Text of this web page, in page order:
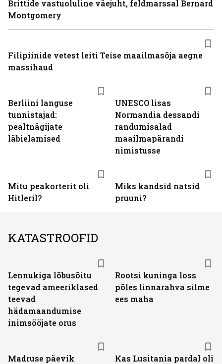
Berliini languse
tunnistajad:
pealtnägijate
läbielamised
UNESCO lisas
Normandia dessandi
randumisalad
maailmapärandi
nimistusse
Mitu peakorterit oli
Hitleril?
Miks kandsid natsid
pruuni?
Brittide vastuoluline väejuht, feldmarssal Bernard
Montgomery
Filipiinide vetest leiti Teise maailmasõja aegne
massihaud
KATASTROOFID
Lennukiga lõbusõitu
tegevad ameeriklased
teevad
hädamaandumise
inimsööjate orus
Rootsi kuninga loss
põles linnarahva silme
ees maha
Madruse päevik
Kas Lusitania pardal oli